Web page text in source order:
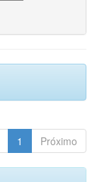
1 Próximo